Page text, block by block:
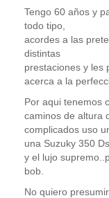
Tengo 60 años y
todo tipo,
acordes a las
distintas
prestaciones y les
acerca a la
Por aqui tenemos
caminos de altura
complicados uso
una Suzuky 350
y el lujo
bob.
No quiero